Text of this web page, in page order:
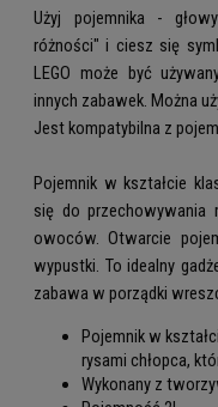
Użyj pojemnika -
różności" i ciesz się
LEGO może być
innych zabawek. Można
Jest kompatybilna z
Pojemnik w kształcie
się do przechowywania
owoców. Otwarcie
wypustki. To idealny
zabawa w porządki
Pojemnik w
rysami chłopca,
Wykonany z